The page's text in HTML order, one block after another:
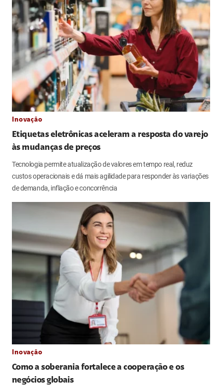
Inovação
Etiquetas eletrônicas aceleram a resposta do varejo
às mudanças de preços
Tecnologia permite atualização de valores em tempo real, reduz
custos operacionais e dá mais agilidade para responder às variações
de demanda, inflação e concorrência
Inovação
Como a soberania fortalece a cooperação e os
negócios globais